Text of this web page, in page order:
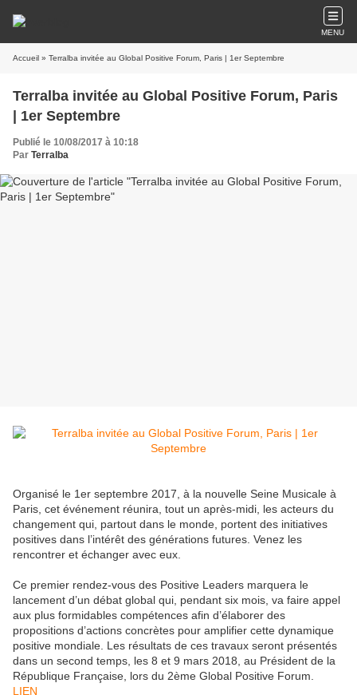
MENU
Accueil » Terralba invitée au Global Positive Forum, Paris | 1er Septembre
Terralba invitée au Global Positive Forum, Paris
| 1er Septembre
Publié le 10/08/2017 à 10:18
Par Terralba
Organisé le 1er septembre 2017, à la nouvelle Seine Musicale à
Paris, cet événement réunira, tout un après-midi, les acteurs du
changement qui, partout dans le monde, portent des initiatives
positives dans l’intérêt des générations futures. Venez les
rencontrer et échanger avec eux.
Ce premier rendez-vous des Positive Leaders marquera le
lancement d’un débat global qui, pendant six mois, va faire appel
aux plus formidables compétences afin d’élaborer des
propositions d’actions concrètes pour amplifier cette dynamique
positive mondiale. Les résultats de ces travaux seront présentés
dans un second temps, les 8 et 9 mars 2018, au Président de la
République Française, lors du 2ème Global Positive Forum.
LIEN